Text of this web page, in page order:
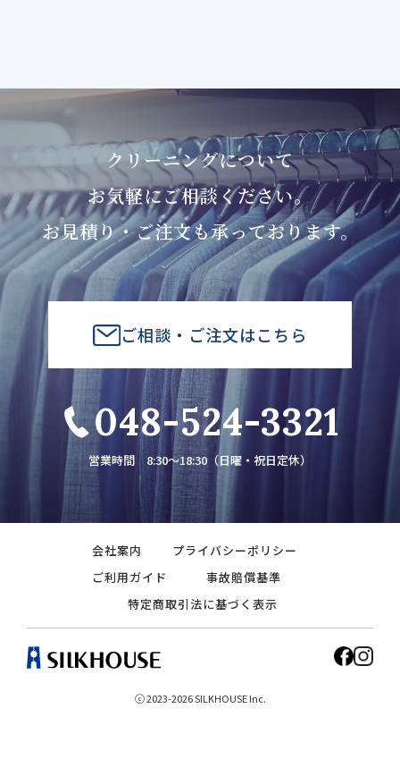
クリーニングについて
お気軽にご相談ください。
お見積り・ご注文も承っております。
ご相談・ご注文はこちら
048-524-3321
営業時間 8:30～18:30（日曜・祝日定休）
会社案内
プライバシーポリシー
ご利用ガイド
事故賠償基準
特定商取引法に基づく表示
ⓒ 2023-2026 SILKHOUSE Inc.